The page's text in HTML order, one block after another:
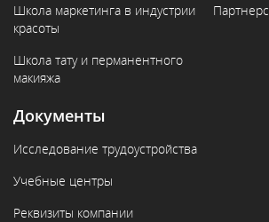
Школа маркетинга в индустрии
красоты
Школа тату и перманентного
макияжа
Документы
Исследование трудоустройства
Учебные центры
Реквизиты компании